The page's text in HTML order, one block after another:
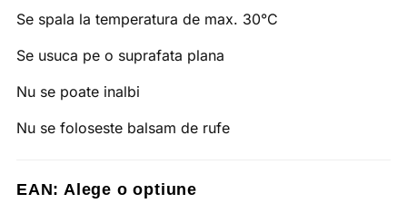
Se spala la temperatura de max. 30°C
Se usuca pe o suprafata plana
Nu se poate inalbi
Nu se foloseste balsam de rufe
EAN: Alege o optiune